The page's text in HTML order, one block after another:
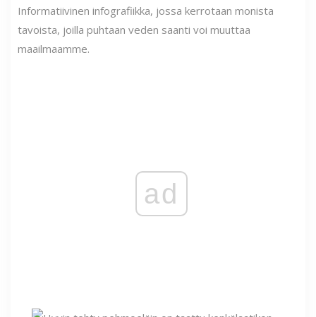
Informatiivinen infografiikka, jossa kerrotaan monista
tavoista, joilla puhtaan veden saanti voi muuttaa
maailmaamme.
ad